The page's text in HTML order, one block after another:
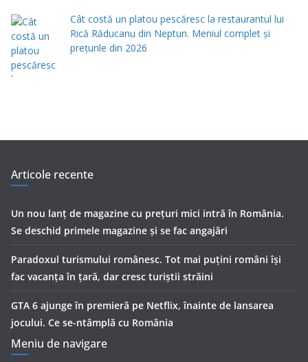
Cât costă un platou pescăresc la restaurantul lui
Rică Răducanu din Neptun. Meniul complet şi
preţurile din 2026
Articole recente
Un nou lanț de magazine cu prețuri mici intră în România.
Se deschid primele magazine și se fac angajări
Paradoxul turismului românesc. Tot mai puțini români își
fac vacanța în țară, dar cresc turiștii străini
GTA 6 ajunge în premieră pe Netflix, înainte de lansarea
jocului. Ce se-ntâmplă cu România
Meniu de navigare